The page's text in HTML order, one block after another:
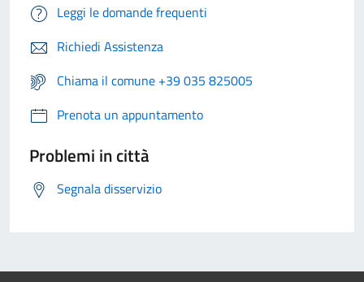
Leggi le domande frequenti
Richiedi Assistenza
Chiama il comune +39 035 825005
Prenota un appuntamento
Problemi in città
Segnala disservizio